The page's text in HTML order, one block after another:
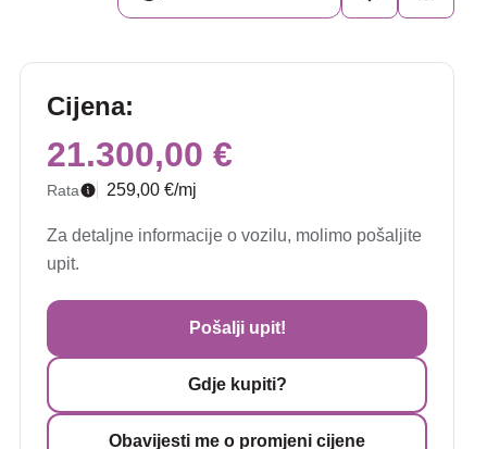
Cijena:
21.300,00 €
Rata 259,00 €/mj
Za detaljne informacije o vozilu, molimo pošaljite
upit.
Pošalji upit!
Gdje kupiti?
Obavijesti me o promjeni cijene